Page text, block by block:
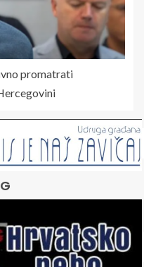
promatrati